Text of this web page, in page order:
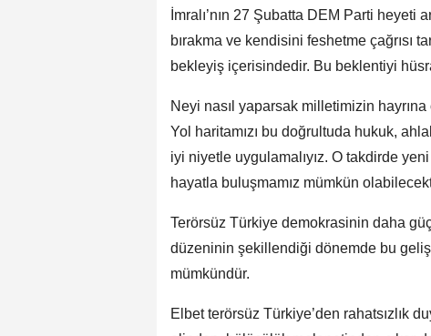
İmralı’nın 27 Şubatta DEM Parti heyeti
bırakma ve kendisini feshetme çağrısı
bekleyiş içerisindedir. Bu beklentiyi
Neyi nasıl yaparsak milletimizin
Yol haritamızı bu doğrultuda hukuk,
iyi niyetle uygulamalıyız. O takdirde
hayatla buluşmamız mümkün
Terörsüz Türkiye demokrasinin daha
düzeninin şekillendiği dönemde bu
mümkündür.
Elbet terörsüz Türkiye’den rahatsızlık